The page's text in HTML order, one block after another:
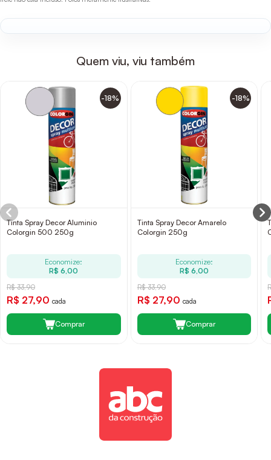
Quem viu, viu também
-18%
Tinta Spray Decor Aluminio
Colorgin 500 250g
Economize:
R$ 6,00
R$ 33,90
R$ 27,90 cada
Comprar
-18%
Tinta Spray Decor Amarelo
Colorgin 250g
Economize:
R$ 6,00
R$ 33,90
R$ 27,90 cada
Comprar